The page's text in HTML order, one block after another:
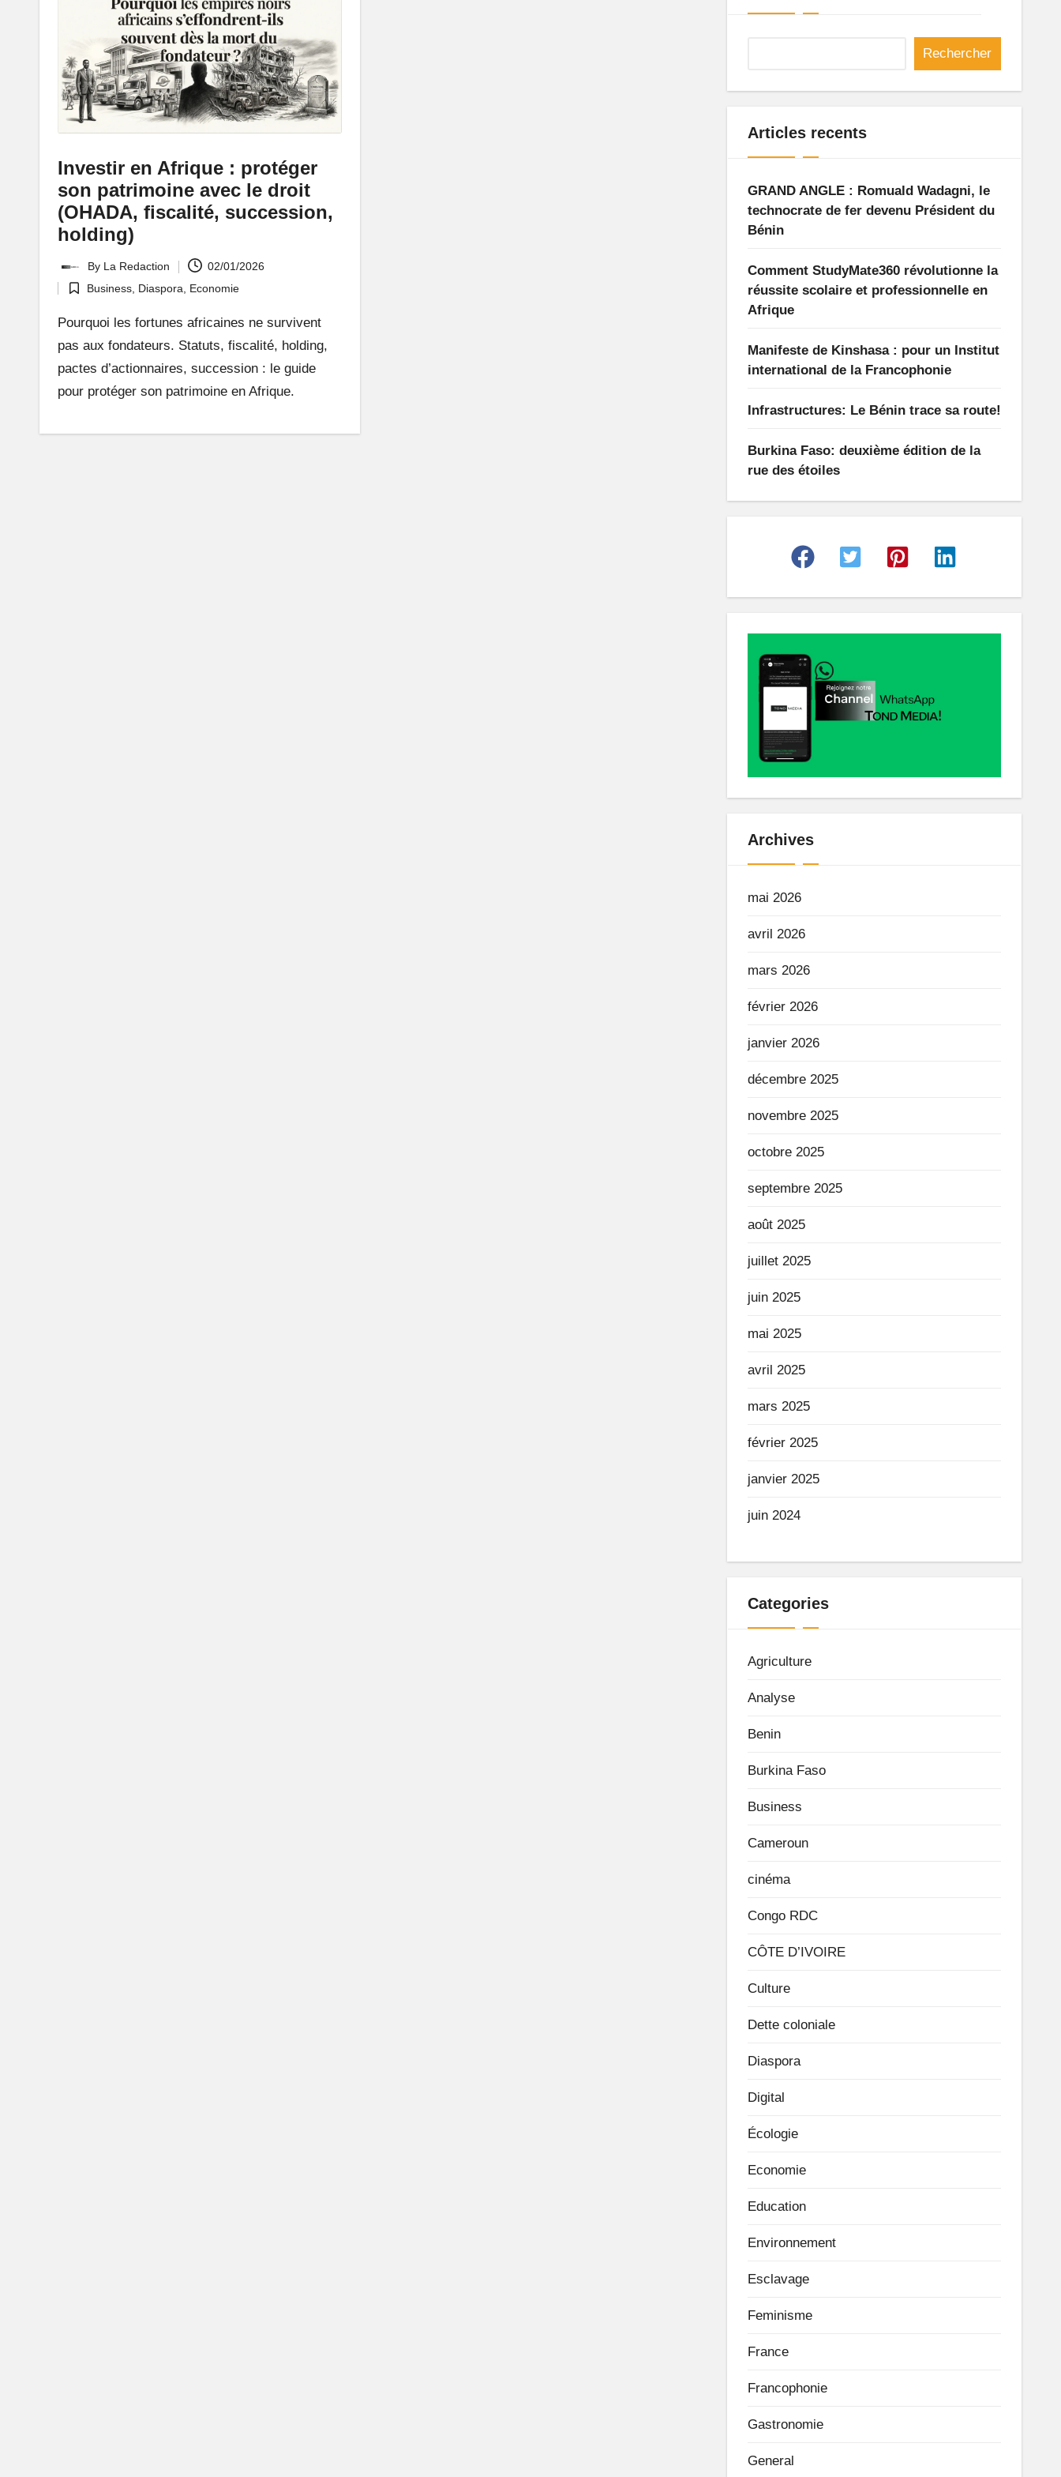
o
rt
ai
d
Investir en Afrique : protéger
son patrimoine avec le droit
(OHADA, fiscalité, succession,
holding)
by
By La Redaction 02/01/2026
Posted
in
Business Diaspora Economie
Pourquoi les fortunes africaines ne survivent
pas aux fondateurs. Statuts, fiscalité, holding,
pactes d’actionnaires, succession : le guide
pour protéger son patrimoine en Afrique.
Rechercher
Articles recents
GRAND ANGLE : Romuald Wadagni, le
technocrate de fer devenu Président du
Bénin
Comment StudyMate360 révolutionne la
réussite scolaire et professionnelle en
Afrique
Manifeste de Kinshasa : pour un Institut
international de la Francophonie
Infrastructures: Le Bénin trace sa route!
Burkina Faso: deuxième édition de la
rue des étoiles
Archives
mai 2026
avril 2026
mars 2026
février 2026
janvier 2026
décembre 2025
novembre 2025
octobre 2025
septembre 2025
août 2025
juillet 2025
juin 2025
mai 2025
avril 2025
mars 2025
février 2025
janvier 2025
juin 2024
Categories
Agriculture
Analyse
Benin
Burkina Faso
Business
Cameroun
cinéma
Congo RDC
CÔTE D’IVOIRE
Culture
Dette coloniale
Diaspora
Digital
Écologie
Economie
Education
Environnement
Esclavage
Feminisme
France
Francophonie
Gastronomie
General